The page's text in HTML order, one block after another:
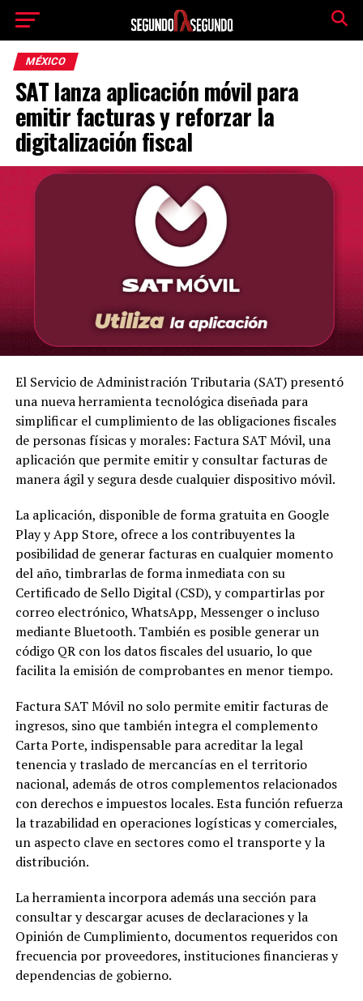
MÉXICO
SAT lanza aplicación móvil para
emitir facturas y reforzar la
digitalización fiscal
El Servicio de Administración Tributaria (SAT) presentó
una nueva herramienta tecnológica diseñada para
simplificar el cumplimiento de las obligaciones fiscales
de personas físicas y morales: Factura SAT Móvil, una
aplicación que permite emitir y consultar facturas de
manera ágil y segura desde cualquier dispositivo móvil.
La aplicación, disponible de forma gratuita en Google
Play y App Store, ofrece a los contribuyentes la
posibilidad de generar facturas en cualquier momento
del año, timbrarlas de forma inmediata con su
Certificado de Sello Digital (CSD), y compartirlas por
correo electrónico, WhatsApp, Messenger o incluso
mediante Bluetooth. También es posible generar un
código QR con los datos fiscales del usuario, lo que
facilita la emisión de comprobantes en menor tiempo.
Factura SAT Móvil no solo permite emitir facturas de
ingresos, sino que también integra el complemento
Carta Porte, indispensable para acreditar la legal
tenencia y traslado de mercancías en el territorio
nacional, además de otros complementos relacionados
con derechos e impuestos locales. Esta función refuerza
la trazabilidad en operaciones logísticas y comerciales,
un aspecto clave en sectores como el transporte y la
distribución.
La herramienta incorpora además una sección para
consultar y descargar acuses de declaraciones y la
Opinión de Cumplimiento, documentos requeridos con
frecuencia por proveedores, instituciones financieras y
dependencias de gobierno.